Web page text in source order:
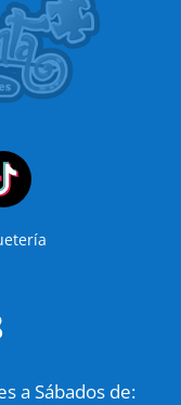
a Sábados de: